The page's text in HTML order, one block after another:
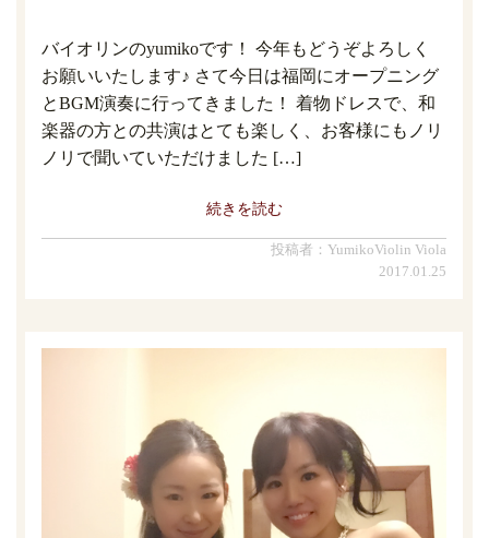
バイオリンのyumikoです！ 今年もどうぞよろしく
お願いいたします♪ さて今日は福岡にオープニング
とBGM演奏に行ってきました！ 着物ドレスで、和
楽器の方との共演はとても楽しく、お客様にもノリ
ノリで聞いていただけました […]
続きを読む
投稿者：YumikoViolin Viola
2017.01.25